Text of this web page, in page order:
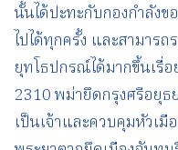
นั้นได้ปะทะกับกองกำลัง
ไปได้ทุกครั้ง และสามาร
ยุทโธปกรณ์ได้มากขึ้นเรื่
2310 พม่ายึดกรุงศรีอยุธ
เป็นเจ้าและควบคุมหัวเมื